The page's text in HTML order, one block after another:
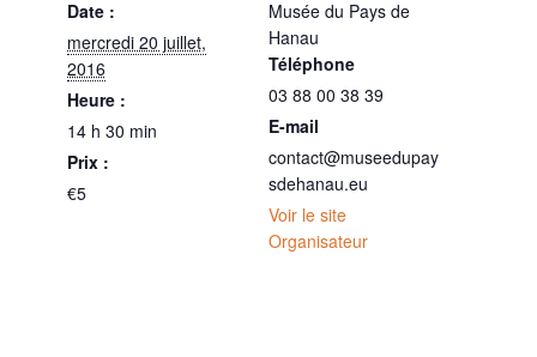
Date :
mercredi 20 juillet,
2016
Heure :
14 h 30 min
Prix :
€5
Musée du Pays de
Hanau
Téléphone
03 88 00 38 39
E-mail
contact@museedupay
sdehanau.eu
Voir le site
Organisateur